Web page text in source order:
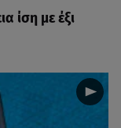
ίση με έξι